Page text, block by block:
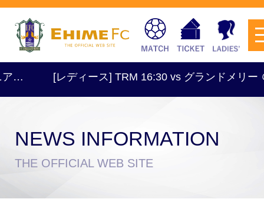
チケットを購入
ース] TRM 16:30 vs グランドメリー ＠梅津寺
NEWS INFORMATION
THE OFFICIAL WEB SITE